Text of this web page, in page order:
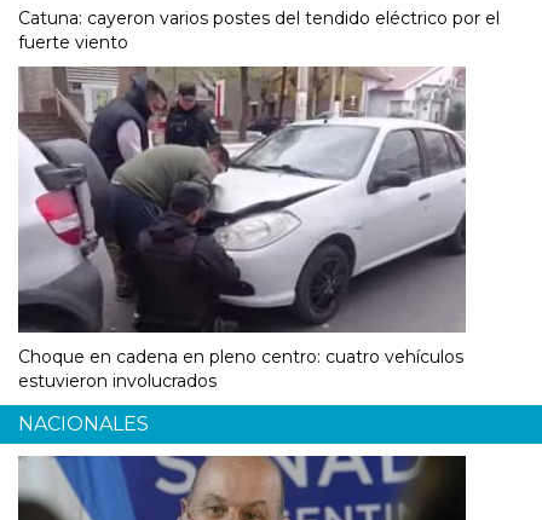
Catuna: cayeron varios postes del tendido eléctrico por el
fuerte viento
Choque en cadena en pleno centro: cuatro vehículos
estuvieron involucrados
NACIONALES